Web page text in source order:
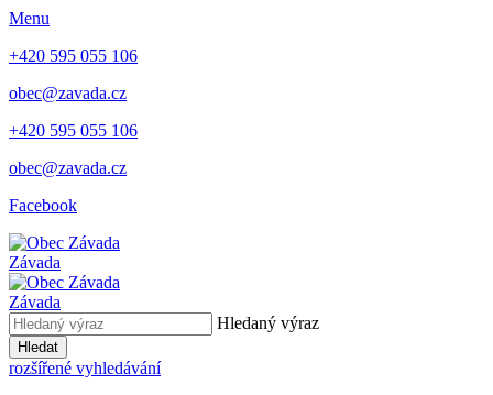
Menu
+420 595 055 106
obec@zavada.cz
+420 595 055 106
obec@zavada.cz
Facebook
Závada
Závada
Hledaný výraz
Hledat
rozšířené vyhledávání